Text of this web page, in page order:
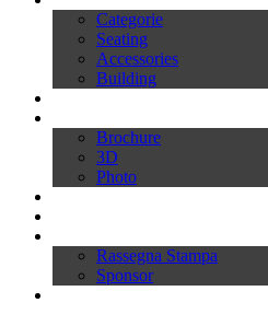
Categorie
Seating
Accessories
Building
Brochure
3D
Photo
Rassegna Stampa
Sponsor